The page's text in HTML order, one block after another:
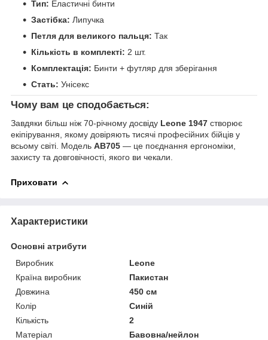
Тип: Еластичні бинти
Застібка: Липучка
Петля для великого пальця: Так
Кількість в комплекті: 2 шт.
Комплектація: Бинти + футляр для зберігання
Стать: Унісекс
Чому вам це сподобається:
Завдяки більш ніж 70-річному досвіду Leone 1947 створює
екіпірування, якому довіряють тисячі професійних бійців у
всьому світі. Модель AB705 — це поєднання ергономіки,
захисту та довговічності, якого ви чекали.
Приховати
Характеристики
Основні атрибути
Виробник
Leone
Країна виробник
Пакистан
Довжина
450 см
Колір
Синій
Кількість
2
Матеріал
Бавовна/нейлон